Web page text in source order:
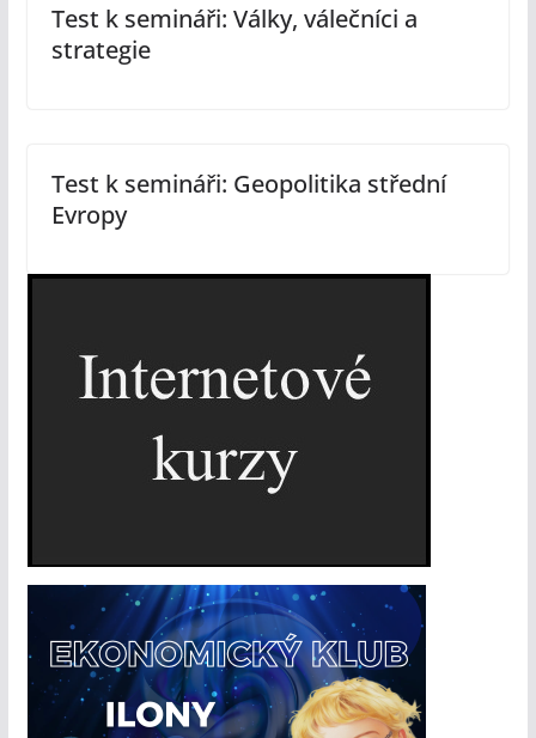
Test k semináři: Války, válečníci a
strategie
Test k semináři: Geopolitika střední
Evropy